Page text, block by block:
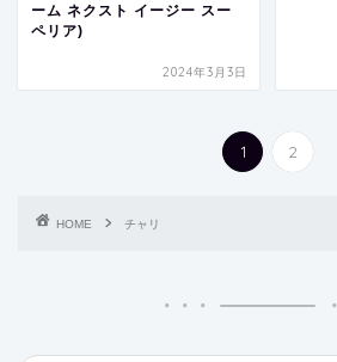
ーム ネクスト イージー スー
ペリア)
2024年3月3日
1 2
HOME チャリ